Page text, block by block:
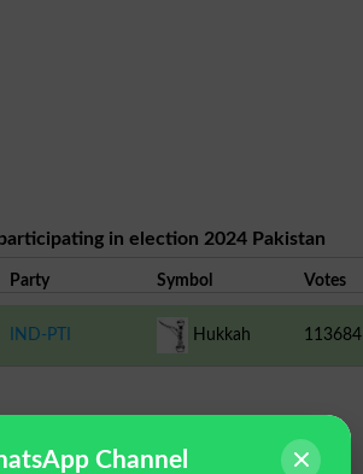
in election 2024 Pakistan
Party Symbol Votes
IND-PTI
Hukkah 113684
Channel